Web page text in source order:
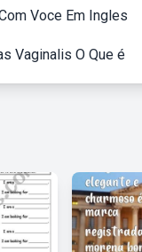
Voce Em Ingles
Vaginalis O Que é